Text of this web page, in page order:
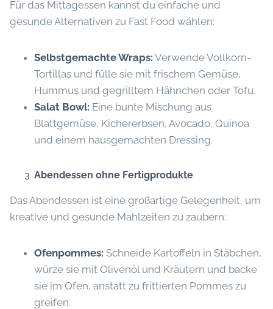
Für das Mittagessen kannst du einfache und
gesunde Alternativen zu Fast Food wählen:
Selbstgemachte Wraps: Verwende Vollkorn-
Tortillas und fülle sie mit frischem Gemüse,
Hummus und gegrilltem Hähnchen oder Tofu.
Salat Bowl: Eine bunte Mischung aus
Blattgemüse, Kichererbsen, Avocado, Quinoa
und einem hausgemachten Dressing.
Abendessen ohne Fertigprodukte
Das Abendessen ist eine großartige Gelegenheit, um
kreative und gesunde Mahlzeiten zu zaubern:
Ofenpommes: Schneide Kartoffeln in Stäbchen,
würze sie mit Olivenöl und Kräutern und backe
sie im Ofen, anstatt zu frittierten Pommes zu
greifen.